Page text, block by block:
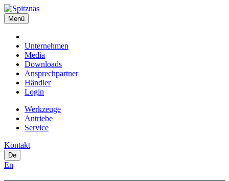
Menü
Unternehmen
Media
Downloads
Ansprechpartner
Händler
Login
Werkzeuge
Antriebe
Service
Kontakt
De
En